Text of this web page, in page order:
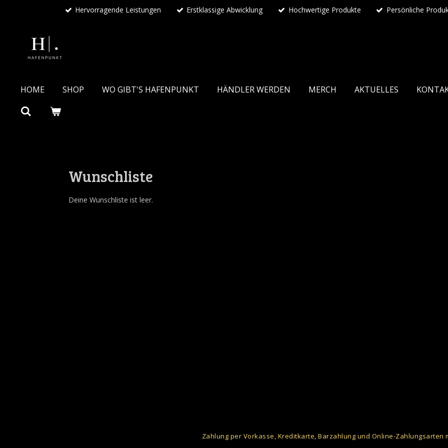
Hervorragende Leistungen Erstklassige Abwicklung Hochwertige Produkte Persönliche
HOME SHOP WO GIBT'S HAFENPUNKT HÄNDLER WERDEN MERCH AKTUELLES
Wunschliste
Deine Wunschliste ist leer.
Zahlung per Vorkasse, Kreditkarte, Barzahlung und Online-Zahlungsarten